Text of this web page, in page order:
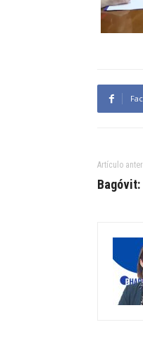
Artículo